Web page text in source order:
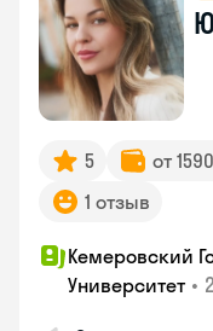
5 от
1 отзыв
Кемеровский
Университет •